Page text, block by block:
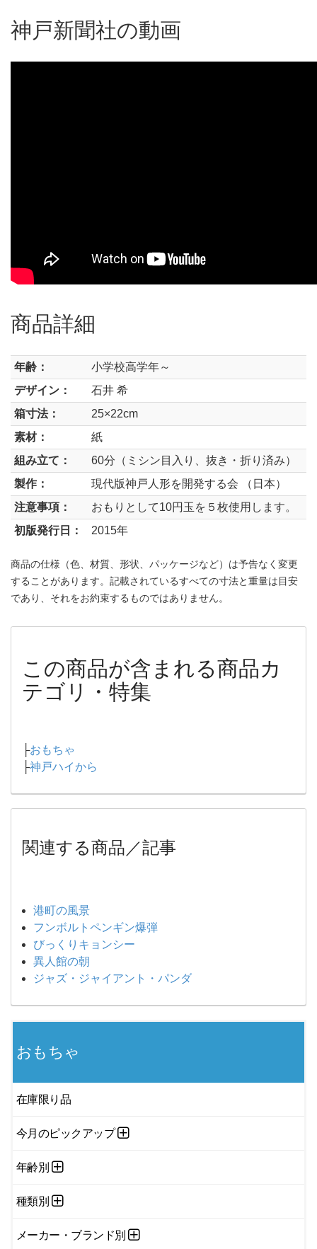
神戸新聞社の動画
商品詳細
年齢：
小学校高学年～
デザイン：
石井 希
箱寸法：
25×22cm
素材：
紙
組み立て：
60分（ミシン目入り、抜き・折り済み）
製作：
現代版神戸人形を開発する会 （日本）
注意事項：
おもりとして10円玉を５枚使用します。
初版発行日：
2015年
商品の仕様（色、材質、形状、パッケージなど）は予告なく変更
することがあります。記載されているすべての寸法と重量は目安
であり、それをお約束するものではありません。
この商品が含まれる商品カ
テゴリ・特集
├おもちゃ
├神戸ハイから
関連する商品／記事
港町の風景
フンボルトペンギン爆弾
びっくりキョンシー
異人館の朝
ジャズ・ジャイアント・パンダ
おもちゃ
在庫限り品
今月のピックアップ
年齢別
種類別
メーカー・ブランド別